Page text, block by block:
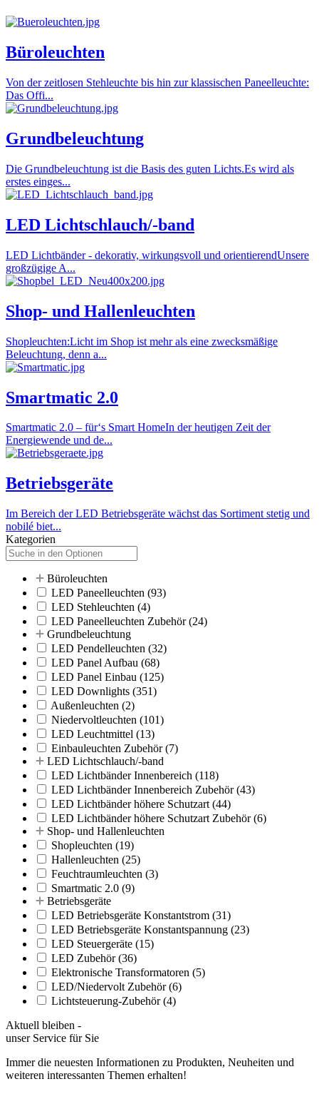
Büroleuchten
Von der zeitlosen Stehleuchte bis hin zur klassischen Paneelleuchte:
Das Offi...
Grundbeleuchtung
Die Grundbeleuchtung ist die Basis des guten Lichts.Es wird als
erstes einges...
LED Lichtschlauch/-band
LED Lichtbänder - dekorativ, wirkungsvoll und orientierendUnsere
großzügige A...
Shop- und Hallenleuchten
Shopleuchten:Licht im Shop ist mehr als eine zwecksmäßige
Beleuchtung, denn a...
Smartmatic 2.0
Smartmatic 2.0 – für‘s Smart HomeIn der heutigen Zeit der
Energiewende und de...
Betriebsgeräte
Im Bereich der LED Betriebsgeräte wächst das Sortiment stetig und
nobilé biet...
Kategorien
Büroleuchten
LED Paneelleuchten (93)
LED Stehleuchten (4)
LED Paneelleuchten Zubehör(24)
Grundbeleuchtung
LED Pendelleuchten (32)
LED Panel Aufbau (68)
LED Panel Einbau (125)
LED Downlights (351)
Außenleuchten (2)
Niedervoltleuchten (101)
LED Leuchtmittel (13)
Einbauleuchten Zubehör(7)
LED Lichtschlauch/-band
LED Lichtbänder Innenbereich (118)
LED Lichtbänder Innenbereich Zubehör(43)
LED Lichtbänder höhere Schutzart (44)
LED Lichtbänder höhere Schutzart Zubehör(6)
Shop- und Hallenleuchten
Shopleuchten (19)
Hallenleuchten (25)
Feuchtraumleuchten (3)
Smartmatic 2.0 (9)
Betriebsgeräte
LED Betriebsgeräte Konstantstrom (31)
LED Betriebsgeräte Konstantspannung (23)
LED Steuergeräte (15)
LED Zubehör(36)
Elektronische Transformatoren (5)
LED/Niedervolt Zubehör(6)
Lichtsteuerung-Zubehör(4)
Aktuell bleiben -
unser Service für Sie
Immer die neuesten Informationen zu Produkten, Neuheiten und
weiteren interessanten Themen erhalten!